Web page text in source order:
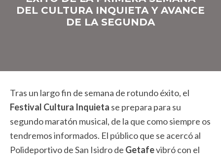
DEL CULTURA INQUIETA Y AVANCE
DE LA SEGUNDA
Tras un largo fin de semana de rotundo éxito, el
Festival Cultura Inquieta se prepara para su
segundo maratón musical, de la que como siempre os
tendremos informados. El público que se acercó al
Polideportivo de San Isidro de Getafevibró con el